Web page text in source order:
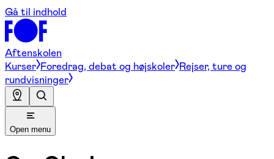
Gå til indhold
Aftenskolen
Kurser Foredrag, debat og højskoler Rejser, ture og
rundvisninger
Open menu